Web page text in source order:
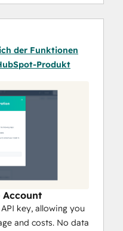
in your
fine-tune
and reasoning
through your
with no data
are
through Cohere.
der Funktionen
Produkt
Account
key, allowing you
and costs. No data